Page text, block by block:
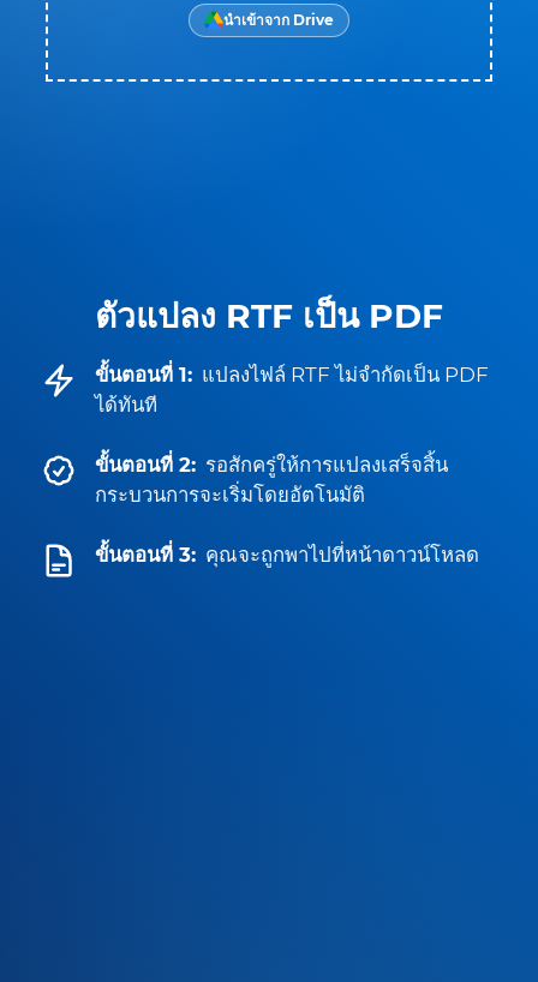
ตัวแปลง RTF เป็น PDF
ขั้นตอนที่ 1: แปลงไฟล์ RTF ไม่จำกัดเป็น PDF
ได้ทันที
ขั้นตอนที่ 2: รอสักครู่ให้การแปลงเสร็จสิ้น
กระบวนการจะเริ่มโดยอัตโนมัติ
ขั้นตอนที่ 3: คุณจะถูกพาไปที่หน้าดาวน์โหลด
นำเข้าจาก Drive